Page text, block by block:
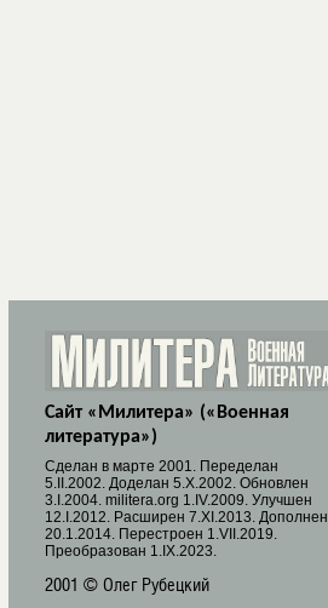
Сайт «Милитера» («Военная
литература»)
Cделан в марте 2001. Переделан
5.II.2002. Доделан 5.X.2002. Обновлен
3.I.2004. militera.org 1.IV.2009. Улучшен
12.I.2012. Расширен 7.XI.2013. Дополнен
20.1.2014. Перестроен 1.VII.2019.
Преобразован 1.IX.2023.
2001 © Олег Рубецкий